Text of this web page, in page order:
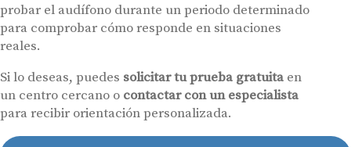
probar el audífono durante un periodo determinado
para comprobar cómo responde en situaciones
reales.
Si lo deseas, puedes solicitar tu prueba gratuita en
un centro cercano o contactar con un especialista
para recibir orientación personalizada.